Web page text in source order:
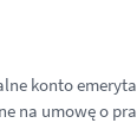
konto
na umowę o